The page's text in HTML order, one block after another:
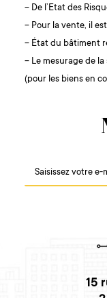
– De l’Etat des
– Pour la vente, il
– État du bâtiment
– Le mesurage de
(pour les biens en
15